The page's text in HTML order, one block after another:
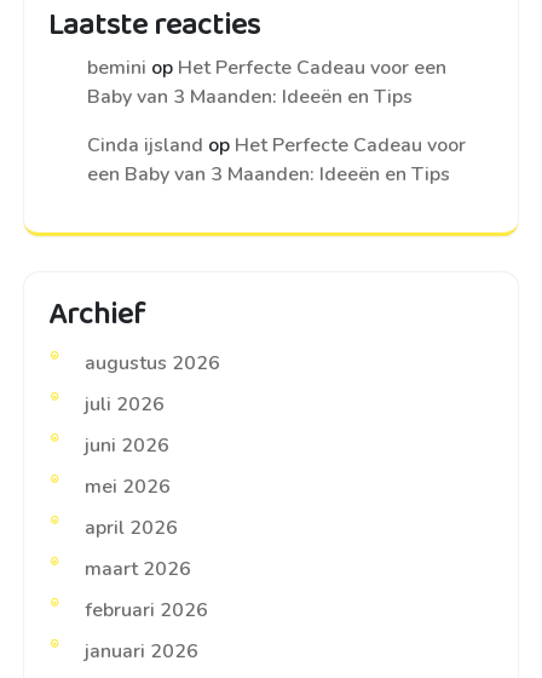
Laatste reacties
bemini op Het Perfecte Cadeau voor een
Baby van 3 Maanden: Ideeën en Tips
Cinda ijsland op Het Perfecte Cadeau voor
een Baby van 3 Maanden: Ideeën en Tips
Archief
augustus 2026
juli 2026
juni 2026
mei 2026
april 2026
maart 2026
februari 2026
januari 2026